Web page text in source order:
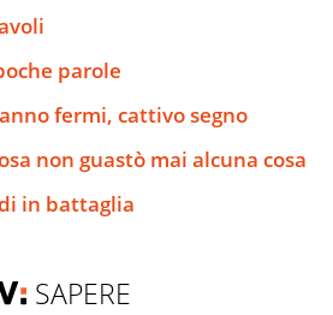
parole
fermi, cattivo segno
non guastò mai alcuna cosa
in battaglia
SAPERE